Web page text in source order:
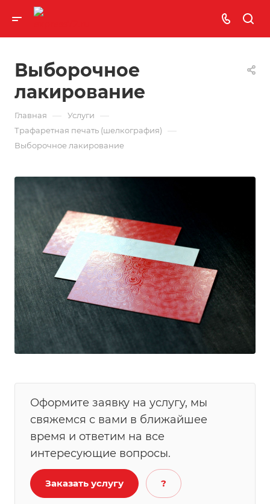
Выборочное
лакирование
Главная — Услуги —
Трафаретная печать (шелкография) —
Выборочное лакирование
Оформите заявку на услугу, мы
свяжемся с вами в ближайшее
время и ответим на все
интересующие вопросы.
Заказать услугу ?